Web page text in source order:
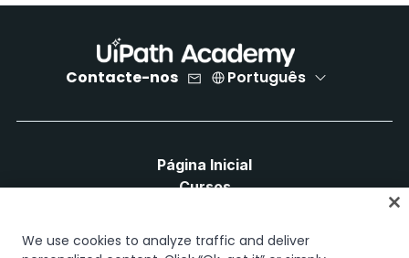
Contacte-nos Português
Página Inicial
Cursos
Caminhos de Carreira
Certificações
We use cookies to analyze traffic and deliver